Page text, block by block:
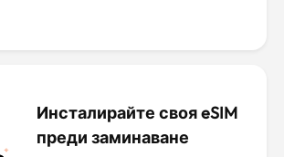
Инсталирайте своя eSIM
преди заминаване